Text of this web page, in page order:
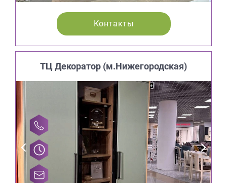
Контакты
ТЦ Декоратор (м.Нижегородская)